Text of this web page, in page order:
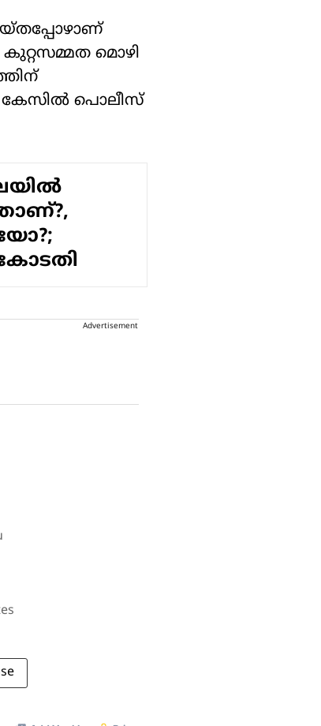
കുറ്റസമ്മത മൊഴി
പൊലീസ്
Advertisement